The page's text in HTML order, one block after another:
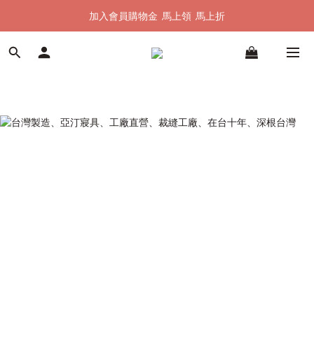
加入會員購物金  馬上領  馬上折
加入會員購物金  馬上領  馬上折
全館單筆滿 $1500 即享全台免運